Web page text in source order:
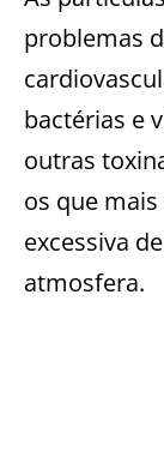
problemas
bactérias e
outras
os que
excessiva
atmosfera.